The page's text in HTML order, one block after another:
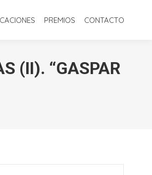
PREMIOS CONTACTO
(II). “GASPAR
PUBLICACIONES PREMIOS